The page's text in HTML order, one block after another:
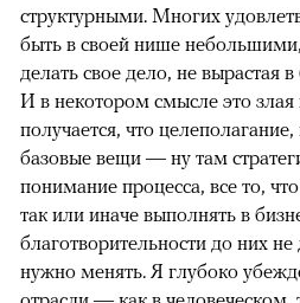
структурными. Многих
быть в своей нише
делать свое дело, не вырастая
И в некотором смысле это
получается, что
базовые вещи — ну там
понимание процесса, все то,
так или иначе выполнять в
благотворительности до них
нужно менять. Я глубоко